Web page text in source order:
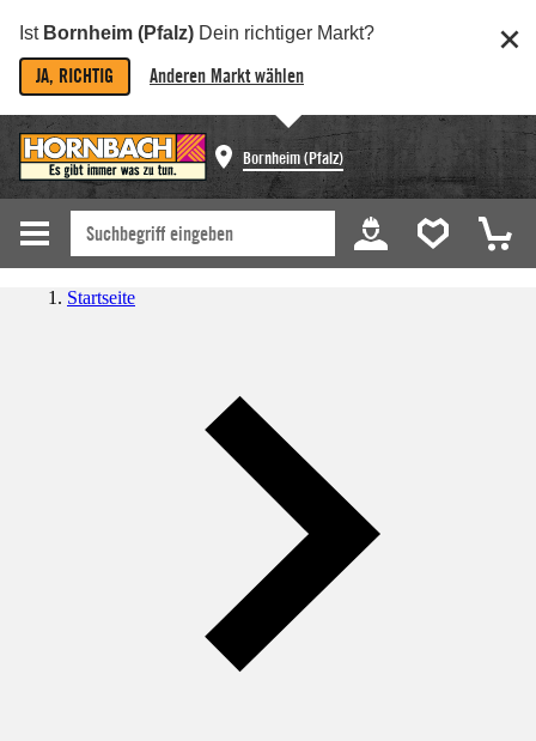
Ist Bornheim (Pfalz) Dein richtiger Markt?
JA, RICHTIG Anderen Markt wählen
Bornheim (Pfalz)
Startseite